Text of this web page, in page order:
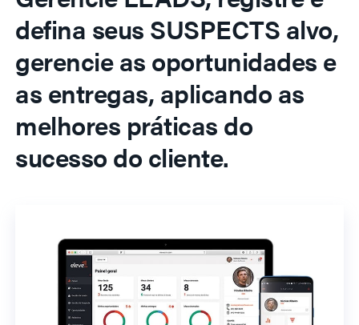
defina seus SUSPECTS alvo,
gerencie as oportunidades e
as entregas, aplicando as
melhores práticas do
sucesso do cliente.